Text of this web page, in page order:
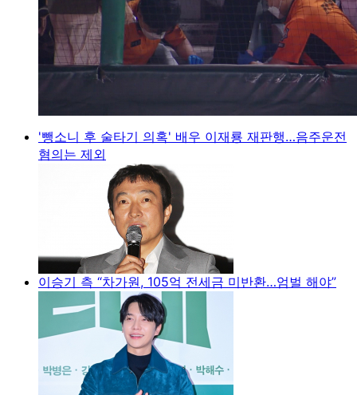
'뺑소니 후 술타기 의혹' 배우 이재룡 재판행…음주운전
혐의는 제외
이승기 측 “차가원, 105억 전세금 미반환…엄벌 해야”